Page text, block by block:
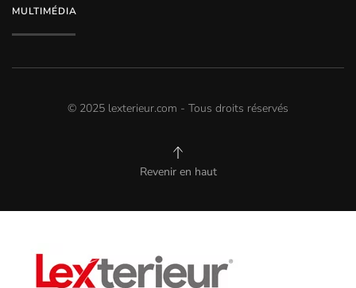
MULTIMÉDIA
© 2025 lexterieur.com - Tous droits réservés
Revenir en haut